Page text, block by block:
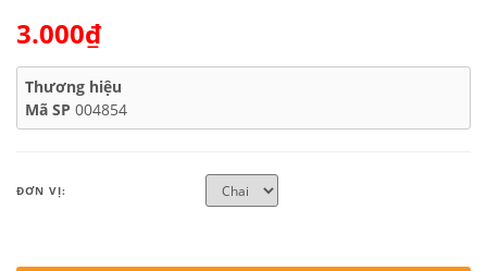
3.000₫
Thương hiệu
Mã SP 004854
ĐƠN VỊ: